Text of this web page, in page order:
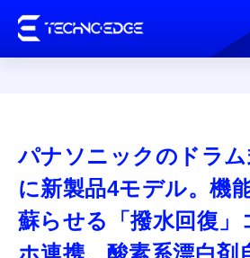
AI
ガジェット
パナソニックのドラ
に新製品4モデル。機
蘇らせる「撥水回復」
ホ連携、酸素系漂白剤